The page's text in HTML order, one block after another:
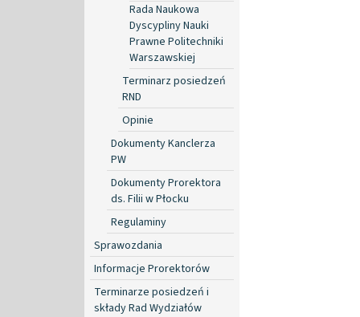
Rada Naukowa
Dyscypliny Nauki
Prawne Politechniki
Warszawskiej
Terminarz posiedzeń
RND
Opinie
Dokumenty Kanclerza
PW
Dokumenty Prorektora
ds. Filii w Płocku
Regulaminy
Sprawozdania
Informacje Prorektorów
Terminarze posiedzeń i
składy Rad Wydziałów